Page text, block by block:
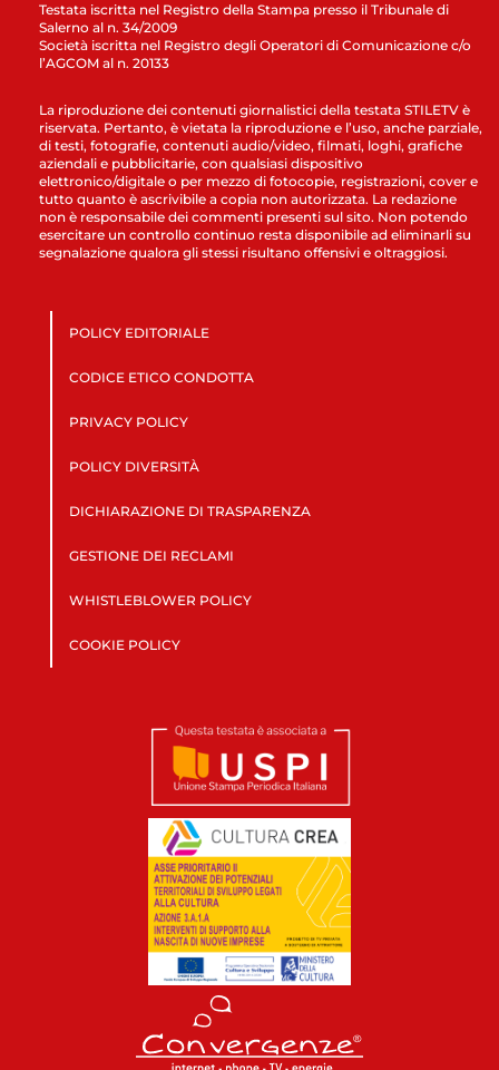
Testata iscritta nel Registro della Stampa presso il Tribunale di
Salerno al n. 34/2009
Società iscritta nel Registro degli Operatori di Comunicazione c/o
l’AGCOM al n. 20133
La riproduzione dei contenuti giornalistici della testata STILETV è
riservata. Pertanto, è vietata la riproduzione e l’uso, anche parziale,
di testi, fotografie, contenuti audio/video, filmati, loghi, grafiche
aziendali e pubblicitarie, con qualsiasi dispositivo
elettronico/digitale o per mezzo di fotocopie, registrazioni, cover e
tutto quanto è ascrivibile a copia non autorizzata. La redazione
non è responsabile dei commenti presenti sul sito. Non potendo
esercitare un controllo continuo resta disponibile ad eliminarli su
segnalazione qualora gli stessi risultano offensivi e oltraggiosi.
POLICY EDITORIALE
CODICE ETICO CONDOTTA
PRIVACY POLICY
POLICY DIVERSITÀ
DICHIARAZIONE DI TRASPARENZA
GESTIONE DEI RECLAMI
WHISTLEBLOWER POLICY
COOKIE POLICY